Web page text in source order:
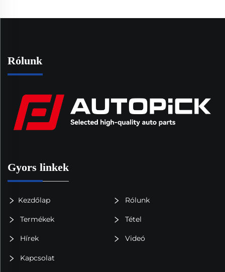
Rólunk
Gyors linkek
Kezdőlap Rólunk
Termékek Tétel
Hírek Videó
Kapcsolat